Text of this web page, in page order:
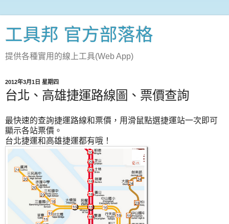
工具邦 官方部落格
提供各種實用的線上工具(Web App)
2012年3月1日 星期四
台北、高雄捷運路線圖、票價查詢
最快速的查詢捷運路線和票價，用滑鼠點選捷運站一次即可
顯示各站票價。
台北捷運和高雄捷運都有哦！